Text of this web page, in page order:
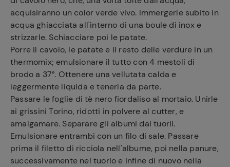
acquisiranno un color verde vivo. Immergerle subito in
acqua ghiacciata all'interno di una boule di inox e
strizzarle. Schiacciare poi le patate.
Porre il cavolo, le patate e il resto delle verdure in un
thermomix; emulsionare il tutto con 4 mestoli di
brodo a 37°. Ottenere una vellutata calda e
leggermente liquida e tenerla da parte.
Passare le foglie di tè nero fiordaliso al mortaio. Unirle
ai grissini Torino, ridotti in polvere al cutter, e
amalgamare. Separare gli albumi dai tuorli.
Emulsionare entrambi con un filo di sale. Passare
prima il filetto di ricciola nell'albume, poi nella panure,
successivamente nel tuorlo e infine di nuovo nella